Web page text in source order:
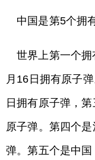
中国是第5个拥
世界上第一个
月16日拥有原子
日拥有原子弹，
原子弹。第四个
弹。第五个是中